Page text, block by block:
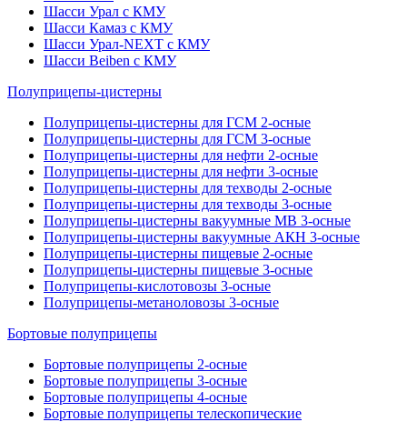
Шасси Урал с КМУ
Шасси Камаз с КМУ
Шасси Урал-NEXT с КМУ
Шасси Beiben с КМУ
Полуприцепы-цистерны
Полуприцепы-цистерны для ГСМ 2-осные
Полуприцепы-цистерны для ГСМ 3-осные
Полуприцепы-цистерны для нефти 2-осные
Полуприцепы-цистерны для нефти 3-осные
Полуприцепы-цистерны для техводы 2-осные
Полуприцепы-цистерны для техводы 3-осные
Полуприцепы-цистерны вакуумные МВ 3-осные
Полуприцепы-цистерны вакуумные АКН 3-осные
Полуприцепы-цистерны пищевые 2-осные
Полуприцепы-цистерны пищевые 3-осные
Полуприцепы-кислотовозы 3-осные
Полуприцепы-метаноловозы 3-осные
Бортовые полуприцепы
Бортовые полуприцепы 2-осные
Бортовые полуприцепы 3-осные
Бортовые полуприцепы 4-осные
Бортовые полуприцепы телескопические